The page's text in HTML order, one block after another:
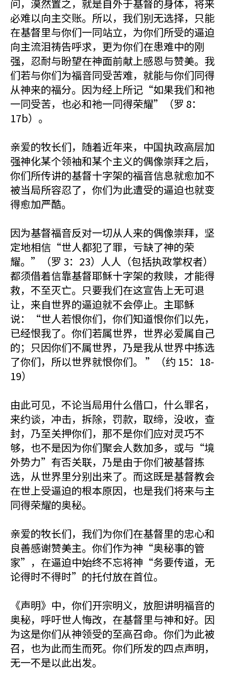
问，漠然置之，就是自外于基督的身体，将来
必难以向主交账。所以，我们别无选择，只能
在基督里与你们一同站立，为你们所受的逼迫
向主流泪祷告呼求，更为你们在患难中的刚
强，忍耐与盼望在神面前献上感恩与赞美。我
们若与你们为福音同受苦难，就能与你们同得
从神来的福分。因为经上所记“如果我们和祂
一同受苦，也必和祂一同得荣耀”（罗 8：
17b）。
亲爱的牧长们，随着近年来，中国执政高层加
强神化某个领袖和某个主义的偶像崇拜之后，
你们所传讲的基督十字架的福音信息就愈加不
被当局所容忍了，你们为此遭受的逼迫也就变
得愈加严酷。
因为基督福音反对一切从人来的偶像崇拜，坚
定地相信“世人都犯了罪，亏缺了神的荣
耀。”（罗 3：23）人人（包括执政掌权者）
都须借着信靠基督耶稣十字架的救赎，才能得
救，不至灭亡。只要我们在这宣告上无可退
让，来自世界的逼迫就不会停止。主耶稣
说：“世人若恨你们，你们知道恨你们以先，
已经恨我了。你们若属世界，世界必爱属自己
的；只因你们不属世界，乃是我从世界中拣选
了你们，所以世界就恨你们。 ”（约 15：18-
19）
由此可见，不论当局用什么借口，什么罪名，
来约谈，冲击，拆除，罚款，取缔，没收，查
封，乃至关押你们，那不是你们应对灵巧不
够，也不是因为你们聚会人数加多，或与“境
外势力”有否关联，乃是由于你们被基督拣
选，从世界里分别出来了。而这既是基督教会
在世上受逼迫的根本原因，也是我们将来与主
同得荣耀的奥秘。
亲爱的牧长们，我们为你们在基督里的忠心和
良善感谢赞美主。你们作为神“奥秘事的管
家”，在逼迫中始终不忘将神“务要传道，无
论得时不得时”的托付放在首位。
《声明》中，你们开宗明义，放胆讲明福音的
奥秘，呼吁世人悔改，在基督里与神和好。因
为这是你们从神领受的至高召命。你们为此被
召，也为此而生而死。你们所发的四点声明，
无一不是以此出发。